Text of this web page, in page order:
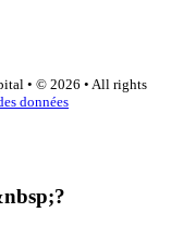
• © 2026 • All rights
données